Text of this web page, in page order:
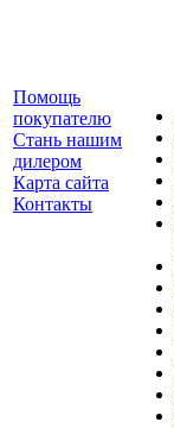
Помощь
покупателю
Стань нашим
дилером
Карта сайта
Контакты